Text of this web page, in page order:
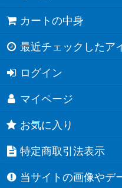
カートの中身
最近チェックしたア
ログイン
マイページ
お気に入り
特定商取引法表示
当サイトの画像やデ